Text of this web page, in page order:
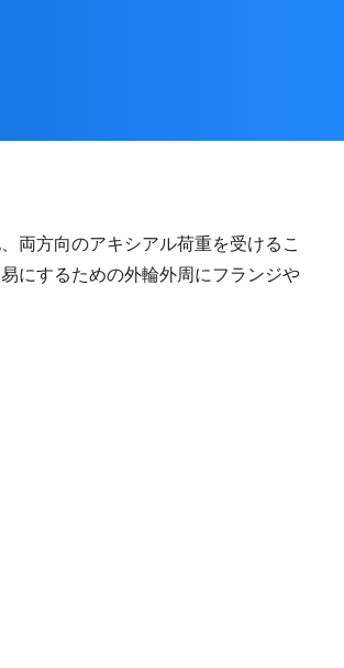
両方向のアキシアル荷重を受けるこ
にするための外輪外周にフランジや